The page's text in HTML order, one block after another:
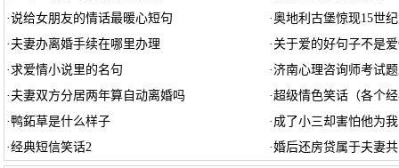
·说给女朋友的情话最暖心短句 ·奥地利古堡惊现15世
· 夫妻办离婚手续在哪里办理 · 关于爱的好句子不是
·求爱情小说里的名句 ·济南心理咨询师考试
· 夫妻双方分居两年算自动离婚吗 ·超级情色笑话（各个
· 鸭鉐草是什么样子 · 成了小三却害怕他为
·经典短信笑话2 ·婚后还房贷属于夫妻